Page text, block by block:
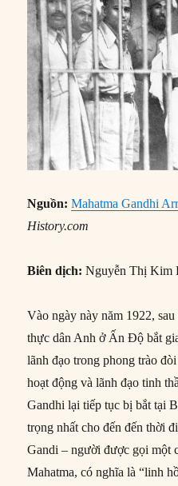
Nguồn:Mahatma Gandhi
History.com
Biên dịch: Nguyễn Thị Kim
Vào ngày này năm 1922,
thực dân Anh ở Ấn Độ bắt
lãnh đạo trong phong trào
hoạt động và lãnh đạo tinh
Gandhi lại tiếp tục bị bắt tại
trọng nhất cho đến đến thời
Gandi – người được gọi một
Mahatma, có nghĩa là “linh